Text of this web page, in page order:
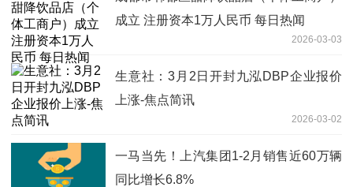
成立 注册资本1万人民币 每日热闻
2026-03-03
生意社：3月2日开封九泓DBP企业报价
上涨-焦点简讯
2026-03-02
一马当先！上汽集团1-2月销售近60万辆
同比增长6.8%